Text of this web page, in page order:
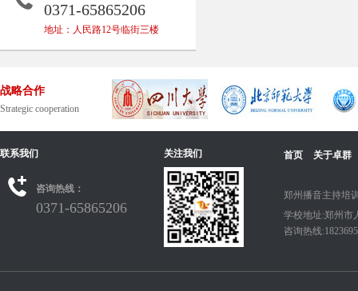
0371-65865206
地址：人民路12号临街三楼
战略合作
Strategic cooperation
联系我们
咨询热线：
0371-65865206
关注我们 首页 关于卓群
郑州播音主持培
学校地址:郑州市
咨询热线